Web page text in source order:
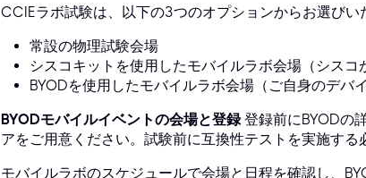
CCIEラボ試験は、以下の3つのオプションからお選びい
常設の物理試験会場
シスコキットを使用したモバイルラボ会場（シスコ
BYODを使用したモバイルラボ会場（ご自身のデバ
BYODモバイルイベントの会場と登録登録前にBYODの
アをご用意ください。試験前に互換性テストを実施する
モバイルラボのスケジュールで会場と日程を確認し、